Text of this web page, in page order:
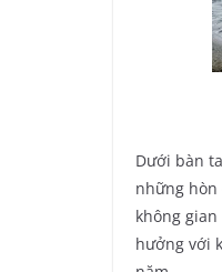
Dưới bàn
những
không
hưởng với